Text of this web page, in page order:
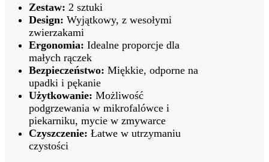
Zestaw: 2 sztuki
Design: Wyjątkowy, z wesołymi
zwierzakami
Ergonomia: Idealne proporcje dla
małych rączek
Bezpieczeństwo: Miękkie, odporne na
upadki i pękanie
Użytkowanie: Możliwość
podgrzewania w mikrofalówce i
piekarniku, mycie w zmywarce
Czyszczenie: Łatwe w utrzymaniu
czystości